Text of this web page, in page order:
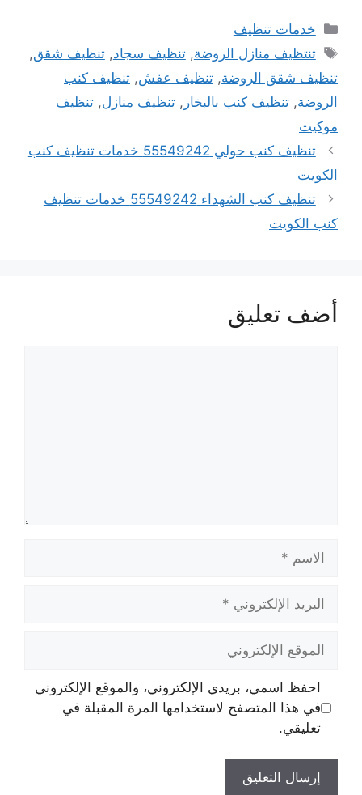
التصنيفات
خدمات تنظيف
الوسوم
تنتظيف منازل الروضة,تنظيف سجاد,تنظيف شقق,
تنظيف شقق الروضة, تنظيف عفش, تنظيف كنب
الروضة, تنظيف كنب بالبخار , تنظيف منازل, تنظيف
موكيت
تنظيف كنب حولي 55549242 خدمات تنظيف كنب
الكويت
تنظيف كنب الشهداء 55549242 خدمات تنظيف
كنب الكويت
أضف تعليق
الإلكتروني
الإلكتروني
احفظ اسمي، بريدي الإلكتروني، والموقع الإلكتروني
في هذا المتصفح لاستخدامها المرة المقبلة في
تعليقي.